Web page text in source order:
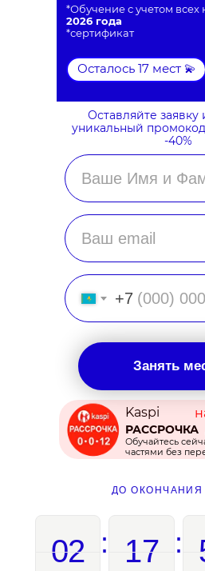
+7
Занять
Оставляйте заявку
уникальный
-40%
*Обучение с учетом всех
2026 года
*сертификат
Осталось 17 мест 💫
РАССРОЧКА
Kaspi
Обучайтесь
частями без
ДО ОКОНЧАНИЯ
02 : 17 :